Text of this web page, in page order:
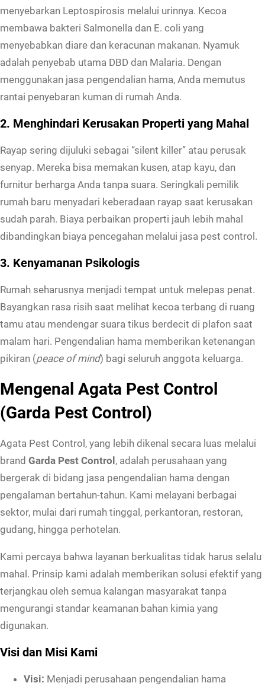
menyebarkan Leptospirosis melalui urinnya. Kecoa
membawa bakteri Salmonella dan E. coli yang
menyebabkan diare dan keracunan makanan. Nyamuk
adalah penyebab utama DBD dan Malaria. Dengan
menggunakan jasa pengendalian hama, Anda memutus
rantai penyebaran kuman di rumah Anda.
2. Menghindari Kerusakan Properti yang Mahal
Rayap sering dijuluki sebagai “silent killer” atau perusak
senyap. Mereka bisa memakan kusen, atap kayu, dan
furnitur berharga Anda tanpa suara. Seringkali pemilik
rumah baru menyadari keberadaan rayap saat kerusakan
sudah parah. Biaya perbaikan properti jauh lebih mahal
dibandingkan biaya pencegahan melalui jasa pest control.
3. Kenyamanan Psikologis
Rumah seharusnya menjadi tempat untuk melepas penat.
Bayangkan rasa risih saat melihat kecoa terbang di ruang
tamu atau mendengar suara tikus berdecit di plafon saat
malam hari. Pengendalian hama memberikan ketenangan
pikiran (peace of mind) bagi seluruh anggota keluarga.
Mengenal Agata Pest Control
(Garda Pest Control)
Agata Pest Control, yang lebih dikenal secara luas melalui
brand Garda Pest Control, adalah perusahaan yang
bergerak di bidang jasa pengendalian hama dengan
pengalaman bertahun-tahun. Kami melayani berbagai
sektor, mulai dari rumah tinggal, perkantoran, restoran,
gudang, hingga perhotelan.
Kami percaya bahwa layanan berkualitas tidak harus selalu
mahal. Prinsip kami adalah memberikan solusi efektif yang
terjangkau oleh semua kalangan masyarakat tanpa
mengurangi standar keamanan bahan kimia yang
digunakan.
Visi dan Misi Kami
Visi: Menjadi perusahaan pengendalian hama